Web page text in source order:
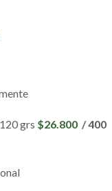
120 grs $26.800 / 400